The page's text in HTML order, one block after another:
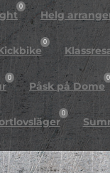
0
Helg
0
0
Påsk på Dome
0
0